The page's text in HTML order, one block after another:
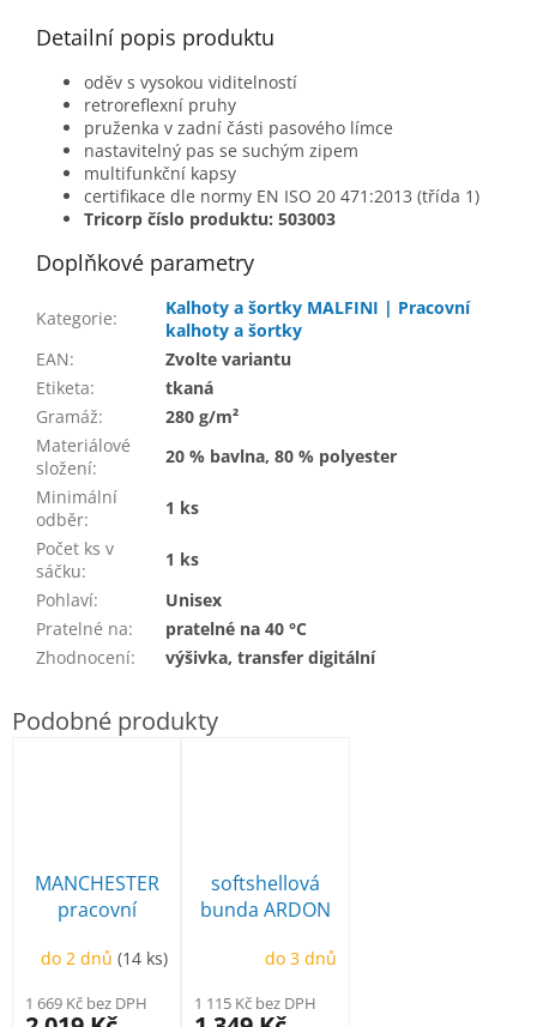
Detailní popis produktu
oděv s vysokou viditelností
retroreflexní pruhy
pruženka v zadní části pasového límce
nastavitelný pas se suchým zipem
multifunkční kapsy
certifikace dle normy EN ISO 20 471:2013 (třída 1)
Tricorp číslo produktu: 503003
Doplňkové parametry
Kategorie:
Kalhoty a šortky MALFINI | Pracovní
kalhoty a šortky
EAN:
Zvolte variantu
Etiketa:
tkaná
Gramáž:
280 g/m²
Materiálové
složení:
20 % bavlna, 80 % polyester
Minimální
odběr:
1 ks
Počet ks v
sáčku:
1 ks
Pohlaví:
Unisex
Pratelné na:
pratelné na 40 °C
Zhodnocení: výšivka, transfer digitální
MANCHESTER
pracovní
do 2 dnů(14 ks)
1 669 Kč bez DPH
softshellová
bunda ARDON
do 3 dnů
1 115 Kč bez DPH